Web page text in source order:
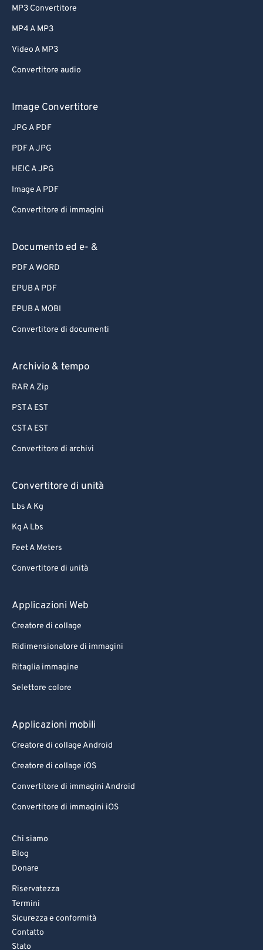
MP3 Convertitore
MP4 A MP3
Video A MP3
Convertitore audio
Image Convertitore
JPG A PDF
PDF A JPG
HEIC A JPG
Image A PDF
Convertitore di immagini
Documento ed e- &
PDF A WORD
EPUB A PDF
EPUB A MOBI
Convertitore di documenti
Archivio & tempo
RAR A Zip
PST A EST
CST A EST
Convertitore di archivi
Convertitore di unità
Lbs A Kg
Kg A Lbs
Feet A Meters
Convertitore di unità
Applicazioni Web
Creatore di collage
Ridimensionatore di immagini
Ritaglia immagine
Selettore colore
Applicazioni mobili
Creatore di collage Android
Creatore di collage iOS
Convertitore di immagini Android
Convertitore di immagini iOS
Chi siamo
Blog
Donare
Riservatezza
Termini
Sicurezza e conformità
Contatto
Stato